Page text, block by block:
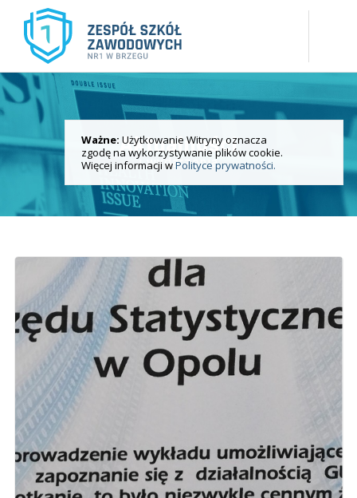
Ważne: Użytkowanie Witryny oznacza
zgodę na wykorzystywanie plików cookie.
Więcej informacji wPolityce prywatności.
Aktualności
i wydarzenia